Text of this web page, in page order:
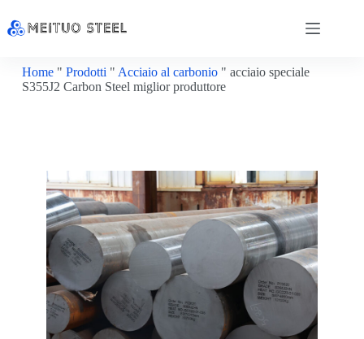
Home" Prodotti " Acciaio al carbonio" acciaio speciale
S355J2 Carbon Steel miglior produttore